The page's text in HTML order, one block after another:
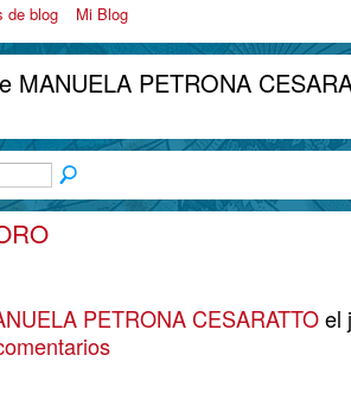
de blog Mi Blog
MANUELA PETRONA
PETRONA CESARATTOel